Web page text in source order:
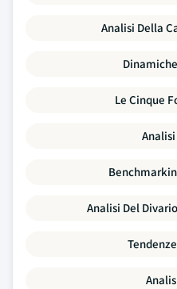
Analisi Della
Le Cinque
Analisi
Analisi Del